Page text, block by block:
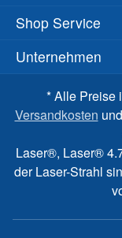
Shop Service
Unternehmen
* Alle Preise
Versandkosten
Laser®, Laser®
der Laser-Strahl